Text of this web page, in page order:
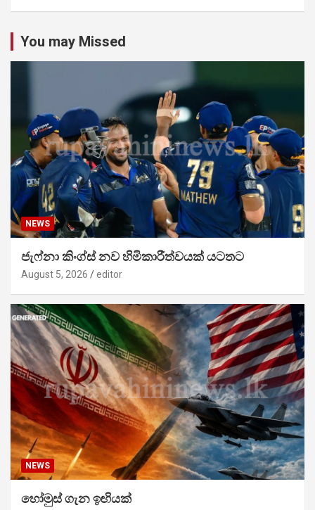
You may Missed
NEWS
ජැෆ්නා කිංග්ස් නව හිමිකාරීත්වයක් යටතට
August 5, 2026 editor
NEWS
හෝමුස් ගැන ඉඟියක්